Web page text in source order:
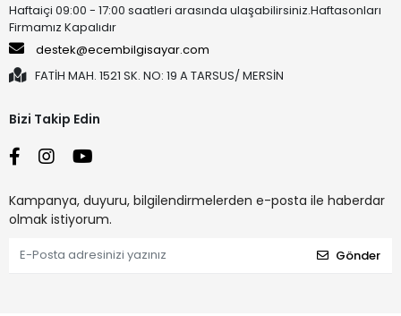
Haftaiçi 09:00 - 17:00 saatleri arasında ulaşabilirsiniz.Haftasonları
Firmamız Kapalıdır
destek@ecembilgisayar.com
FATİH MAH. 1521 SK. NO: 19 A TARSUS/ MERSİN
Bizi Takip Edin
Kampanya, duyuru, bilgilendirmelerden e-posta ile haberdar
olmak istiyorum.
Gönder